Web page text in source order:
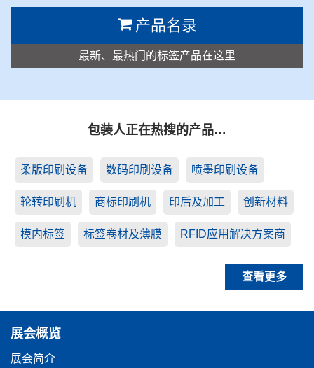
产品名录
最新、最热门的标签产品在这里
包装人正在热搜的产品…
柔版印刷设备 数码印刷设备 喷墨印刷设备
轮转印刷机 商标印刷机 印后及加工 创新材料
模内标签 标签卷材及薄膜 RFID应用解决方案商
查看更多
展会概览
展会简介